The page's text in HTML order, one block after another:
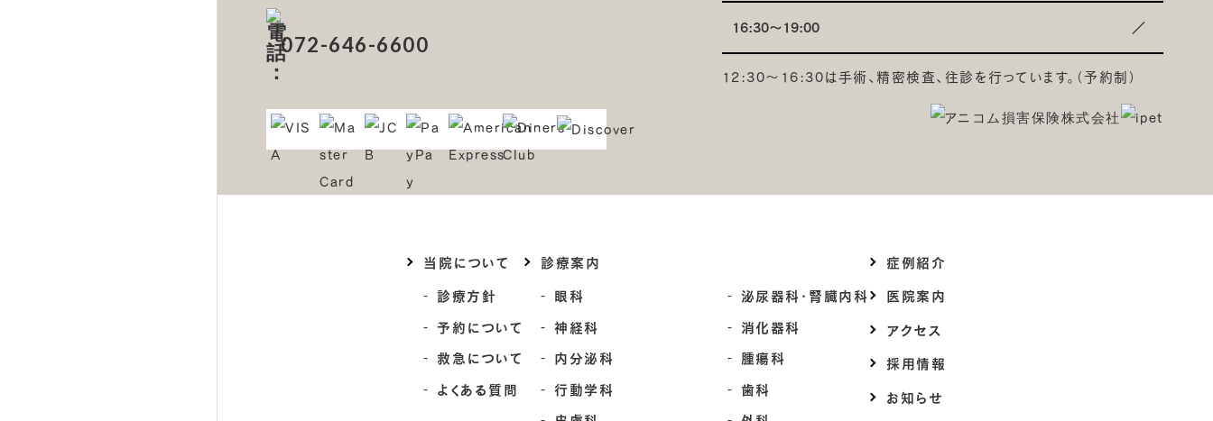
072-646-6600
16:30～19:00 ／
12:30～16:30は手術、精密検査、往診を行っています。（予約制）
当院について
診療方針
予約について
救急について
よくある質問
診療案内
眼科
泌尿器科・腎臓内科
神経科
消化器科
内分泌科
腫瘍科
行動学科
歯科
症例紹介
医院案内
アクセス
採用情報
お知らせ